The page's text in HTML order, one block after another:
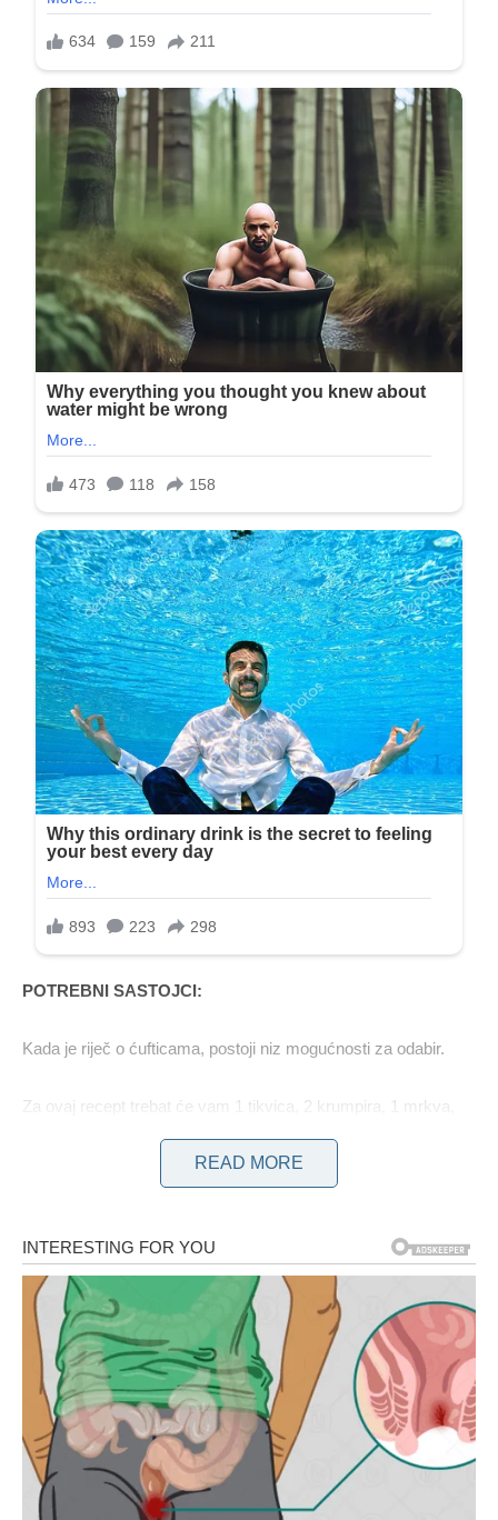
POTREBNI SASTOJCI:
Kada je riječ o ćufticama, postoji niz mogućnosti za odabir.
Za ovaj recept trebat će vam 1 tikvica, 2 krumpira, 1 mrkva,
100 g naribanog suluguni sira, nasjeckani mladi luk, 2 jaja, sol i
crni papar po ukusu, mljeveni češnjak, 2 žlice griza, biljno ulje
Za ovaj recept trebat će vam dvije žlice kiselog vrhnja, dvije
žlice majoneze, dvije žličice dimljene paprike u prahu i dvije
žličice sušenog češnjaka.
upute:
PRIPREMA ĆUFTICA:
READ MORE